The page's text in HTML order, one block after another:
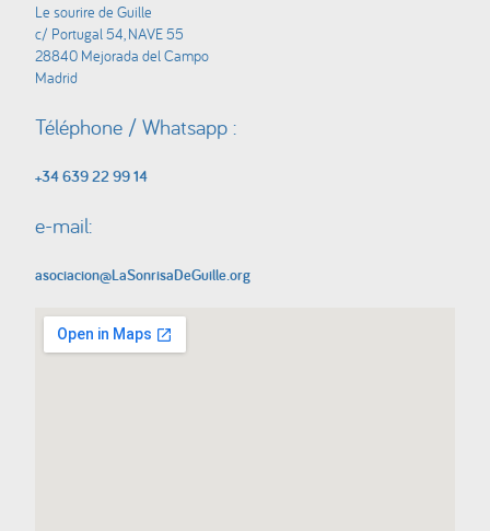
Le sourire de Guille
c/ Portugal 54, NAVE 55
28840 Mejorada del Campo
Madrid
Téléphone / Whatsapp :
+34 639 22 99 14
e-mail:
asociacion@LaSonrisaDeGuille.org